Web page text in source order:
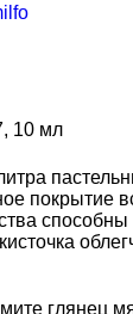
10 мл
покрытие
глянец